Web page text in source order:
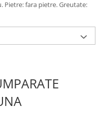
Pietre: fara pietre. Greutate: